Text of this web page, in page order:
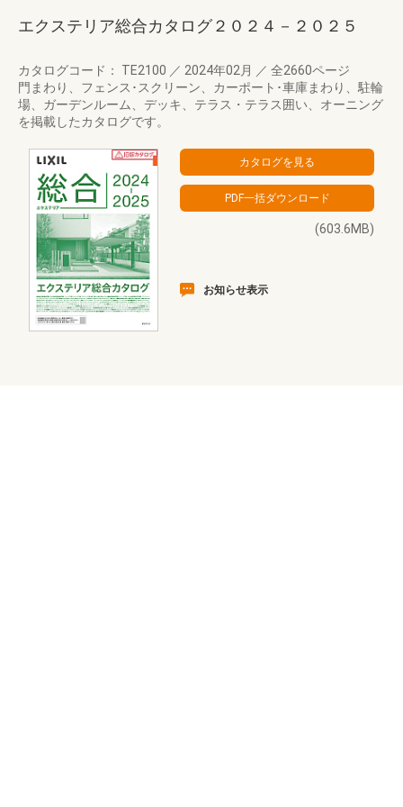
エクステリア総合カタログ２０２４－２０２５
カタログコード： TE2100 ／ 2024年02月 ／ 全2660ページ
門まわり、フェンス･スクリーン、カーポート･車庫まわり、駐輪
場、ガーデンルーム、デッキ、テラス・テラス囲い、オーニング
を掲載したカタログです。
(603.6MB)
お知らせ表示